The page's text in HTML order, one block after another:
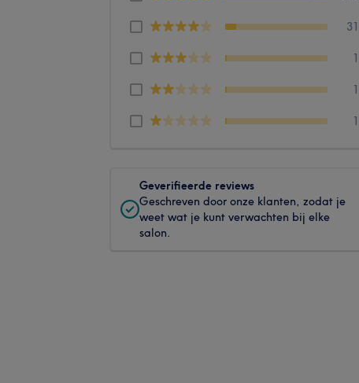
31
1
1
1
Geverifieerde reviews
Geschreven door onze klanten, zodat je
weet wat je kunt verwachten bij elke
salon.